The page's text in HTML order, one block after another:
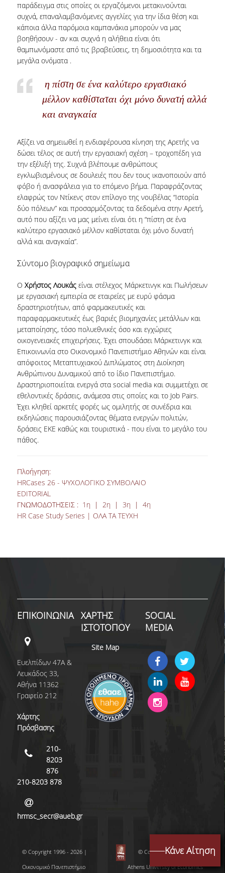
Κάνε Αίτηση
παράδειγμα στις οποίες οι εργαζόμενοι μετακινούνται
συχνά, επαναλαμβανόμενες αγγελίες για την ίδια θέση και
κάποια άλλα παρόμοια καμπανάκια μπορούν να μας
βοηθήσουν - αν και συχνά η αλήθεια είναι ότι
θαμπωνόμαστε από τις βραβεύσεις, τη δημοσιότητα και τα
μεγάλα ονόματα .
η πίστη σε ένα καλύτερο εργασιακό
μέλλον καθίσταται όχι μόνο δυνατή αλλά
και αναγκαία
Αξίζει να σημειωθεί η ενδιαφέρουσα κίνηση της Αρετής να
δώσει τέλος σε αυτή την εργασιακή σχέση – τροχοπέδη για
την εξέλιξή της. Συχνά βλέπουμε ανθρώπους
εγκλωβισμένους σε δουλειές που δεν τους ικανοποιούν από
φόβο ή ανασφάλεια για το επόμενο βήμα. Παραφράζοντας
ελαφρώς τον Ντίκενς στον επίλογο της νουβέλας “Ιστορία
δύο πόλεων” και προσαρμόζοντας τα δεδομένα στην Αρετή,
αυτό που αξίζει να μας μείνει είναι ότι η “πίστη σε ένα
καλύτερο εργασιακό μέλλον καθίσταται όχι μόνο δυνατή
αλλά και αναγκαία”.
Σύντομο βιογραφικό σημείωμα
Ο Χρήστος Λουκάς είναι στέλεχος Μάρκετινγκ και Πωλήσεων
με εργασιακή εμπειρία σε εταιρείες με ευρύ φάσμα
δραστηριοτήτων, από φαρμακευτικές και
παραφαρμακευτικές έως βαριές βιομηχανίες μετάλλων και
μεταποίησης, τόσο πολυεθνικές όσο και εγχώριες
οικογενειακές επιχειρήσεις. Έχει σπουδάσει Μάρκετινγκ και
Επικοινωνία στο Οικονομικό Πανεπιστήμιο Αθηνών και είναι
απόφοιτος Μεταπτυχιακού Διπλώματος στη Διοίκηση
Ανθρώπινου Δυναμικού από το ίδιο Πανεπιστήμιο.
Δραστηριοποιείται ενεργά στα social media και συμμετέχει σε
εθελοντικές δράσεις, ανάμεσα στις οποίες και το Job Pairs.
Έχει κληθεί αρκετές φορές ως ομιλητής σε συνέδρια και
εκδηλώσεις παρουσιάζοντας θέματα ενεργών πολιτών,
δράσεις ΕΚΕ καθώς και τουριστικά - που είναι το μεγάλο του
πάθος.
Πλοήγηση:
HRCases 26 - ΨΥΧΟΛΟΓΙΚΟ ΣΥΜΒΟΛΑΙΟ
EDITORIAL
ΓΝΩΜΟΔΟΤΗΣΕΙΣ : 1η | 2η | 3η | 4η
HR Case Study Series | ΟΛΑ ΤΑ ΤΕΥΧΗ
ΕΠΙΚΟΙΝΩΝΙΑ
Ευελπίδων 47Α &
Λευκάδος 33,
Αθήνα 11362
Γραφείο 212
Χάρτης
Πρόσβασης
210-
8203
876
210-8203 878
hrmsc_secr@aueb.gr
ΧΑΡΤΗΣ
ΙΣΤΟΤΟΠΟΥ
Site Map
SOCIAL
MEDIA
© Copyright 1996 - 2026 |
Οικονομικό Πανεπιστήμιο
© Copyright 1996 - 2026 |
Athens University of Economics